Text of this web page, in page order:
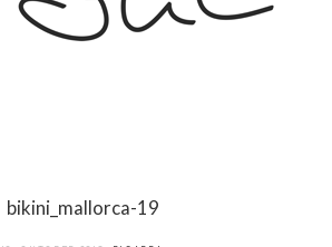
bikini_mallorca-19